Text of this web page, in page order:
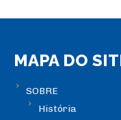
MAPA DO
SOBRE
História